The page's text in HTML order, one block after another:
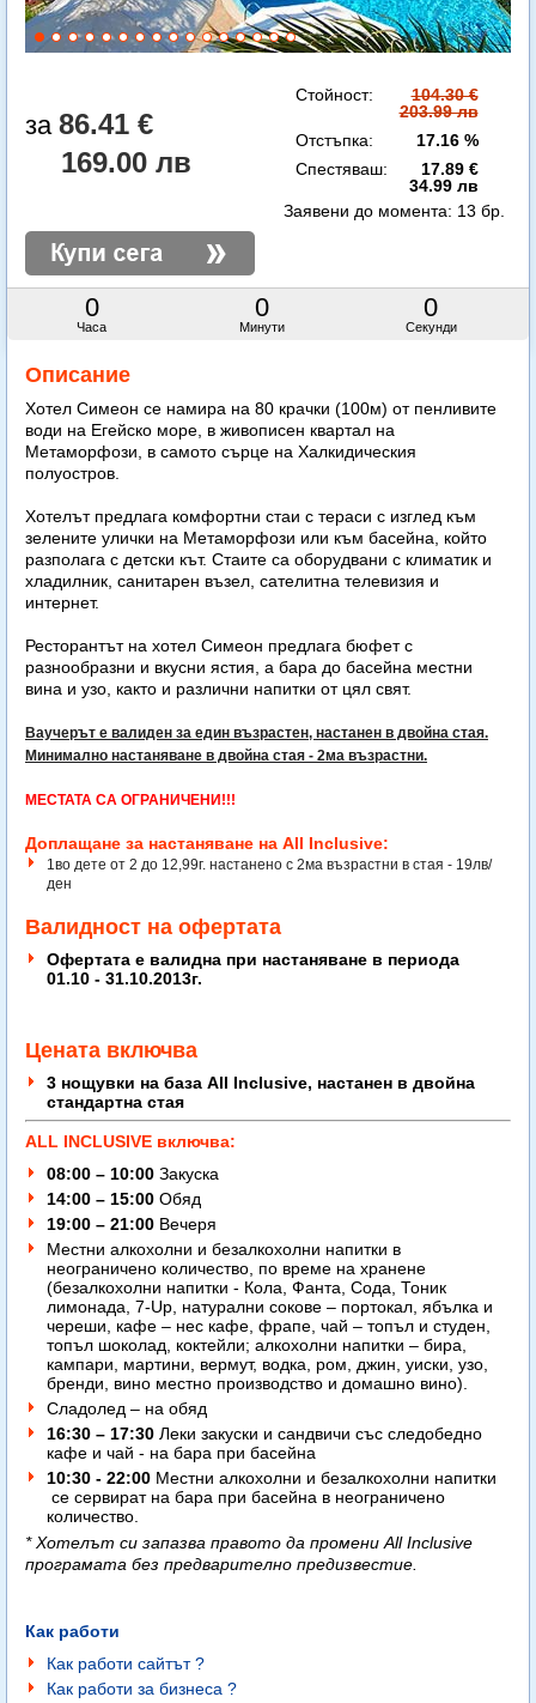
86.41 €
169.00 лв
Стойност:
104.30 €
203.99 лв
Отстъпка:
17.16 %
Спестяваш:
17.89 €
34.99 лв
0
Часа
0
Минути
0
Секунди
Заявени до момента: 13 бр.
Описание
Хотел Симеон се намира на 80 крачки (100м) от пенливите
води на Егейско море, в живописен квартал на
Метаморфози, в самото сърце на Халкидическия
полуостров.
Хотелът предлага комфортни стаи с тераси с изглед към
зелените улички на Метаморфози или към басейна, който
разполага с детски кът. Стаите са оборудвани с климатик и
хладилник, санитарен възел, сателитна телевизия и
интернет.
Ресторантът на хотел Симеон предлага бюфет с
разнообразни и вкусни ястия, а бара до басейна местни
вина и узо, както и различни напитки от цял ​​свят.
Ваучерът е валиден за един възрастен, настанен в двойна стая.
Минимално настаняване в двойна стая - 2ма възрастни.
МЕСТАТА СА ОГРАНИЧЕНИ!!!
Доплащане за настаняване на All Inclusive:
1во дете от 2 до 12,99г. настанено с 2ма възрастни в стая - 19лв/
ден
Валидност на офертата
Офертата е валидна при настаняване в периода
01.10 - 31.10.2013г.
Цената включва
3 нощувки на база All Inclusive, настанен в двойна
стандартна стая
ALL INCLUSIVE включва:
08:00 – 10:00 Закуска
14:00 – 15:00 Обяд
19:00 – 21:00 Вечеря
Местни алкохолни и безалкохолни напитки в
неограничено количество, по време на хранене
(безалкохолни напитки - Кола, Фанта, Сода, Тоник
лимонада, 7-Up, натурални сокове – портокал, ябълка и
череши, кафе – нес кафе, фрапе, чай – топъл и студен,
топъл шоколад, коктейли; алкохолни напитки – бира,
кампари, мартини, вермут, водка, ром, джин, уиски, узо,
бренди, вино местно производство и домашно вино).
Сладолед – на обяд
16:30 – 17:30 Леки закуски и сандвичи със следобедно
кафе и чай - на бара при басейна
10:30 - 22:00 Местни алкохолни и безалкохолни напитки
се сервират на бара при басейна в неограничено
количество.
* Хотелът си запазва правото да промени All Inclusive
програмата без предварително предизвестие.
Как работи
Как работи сайтът ?
Как работи за бизнеса ?